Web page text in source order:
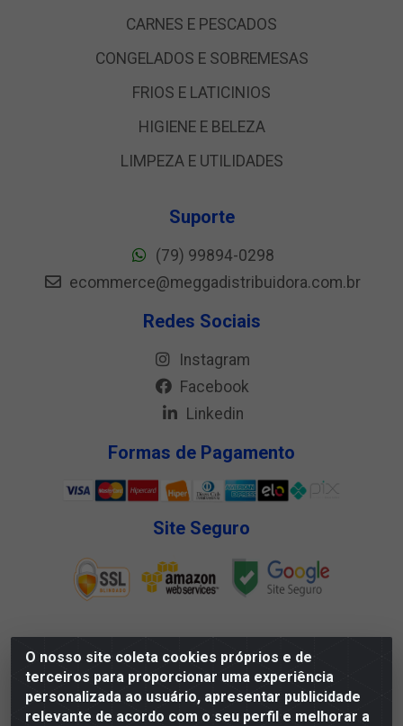
O nosso site coleta cookies próprios e de
terceiros para proporcionar uma experiência
personalizada ao usuário, apresentar publicidade
relevante de acordo com o seu perfil e melhorar a
CARNES E PESCADOS
CONGELADOS E SOBREMESAS
FRIOS E LATICINIOS
HIGIENE E BELEZA
LIMPEZA E UTILIDADES
Suporte
(79) 99894-0298
ecommerce@meggadistribuidora.com.br
Redes Sociais
Instagram
Facebook
Linkedin
Formas de Pagamento
Site Seguro
Megga Distribuidora LTDA - Rua Deputado Jesse Ferreira
Trindade, 1328 - Matadouro, Propriá/SE - CEP 49.900-000 -
CNPJ 07.488.144/0001-88